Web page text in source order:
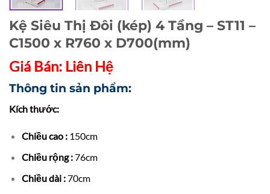
Kệ Siêu Thị Đôi (kép) 4 Tầng – ST11 –
C1500 x R760 x D700(mm)
Giá Bán: Liên Hệ
Thông tin sản phẩm:
Kích thước:
Chiều cao :150cm
Chiều rộng :76cm
Chiều dài :70cm